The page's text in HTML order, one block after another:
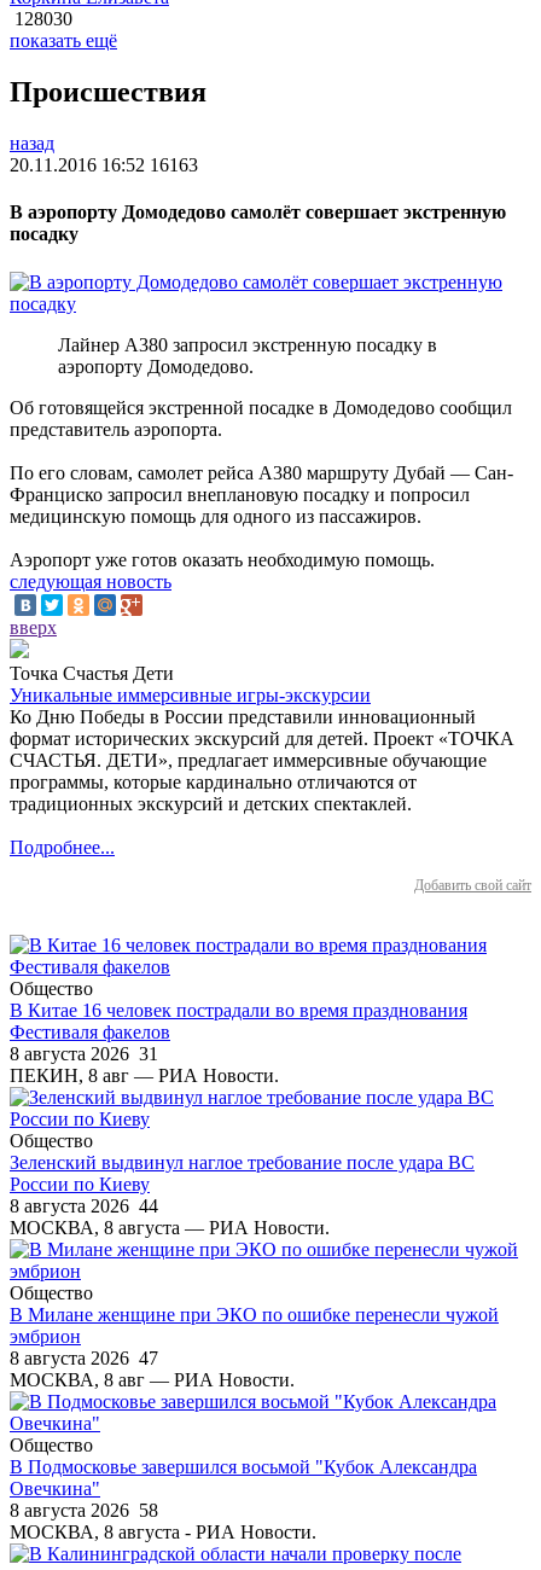
128030
показать ещё
Происшествия
назад
20.11.2016 16:52 16163
В аэропорту Домодедово самолёт совершает экстренную
посадку
Лайнер А380 запросил экстренную посадку в
аэропорту Домодедово.
Об готовящейся экстренной посадке в Домодедово сообщил
представитель аэропорта.
По его словам, самолет рейса А380 маршруту Дубай — Сан-
Франциско запросил внеплановую посадку и попросил
медицинскую помощь для одного из пассажиров.
Аэропорт уже готов оказать необходимую помощь.
следующая новость
вверх
Точка Счастья Дети
Уникальные иммерсивные игры-экскурсии
Ко Дню Победы в России представили инновационный
формат исторических экскурсий для детей. Проект «ТОЧКА
СЧАСТЬЯ. ДЕТИ», предлагает иммерсивные обучающие
программы, которые кардинально отличаются от
традиционных экскурсий и детских спектаклей.
Подробнее...
Добавить свой сайт
Общество
В Китае 16 человек пострадали во время празднования
Фестиваля факелов
8 августа 2026 31
ПЕКИН, 8 авг — РИА Новости.
Общество
Зеленский выдвинул наглое требование после удара ВС
России по Киеву
8 августа 2026 44
МОСКВА, 8 августа — РИА Новости.
Общество
В Милане женщине при ЭКО по ошибке перенесли чужой
эмбрион
8 августа 2026 47
МОСКВА, 8 авг — РИА Новости.
Общество
В Подмосковье завершился восьмой "Кубок Александра
Овечкина"
8 августа 2026 58
МОСКВА, 8 августа - РИА Новости.